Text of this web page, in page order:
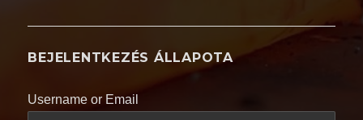
kifejezésre:
BEJELENTKEZÉS ÁLLAPOTA
Username or Email